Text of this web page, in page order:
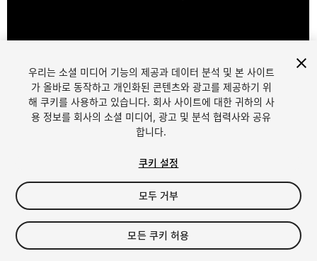
1/14
$24.99
세금/부가세는 결제 시 반영됩니다.
우리는 소셜 미디어 기능의 제공과 데이터 분석 및 본 사이트
가 올바로 동작하고 개인화된 콘텐츠와 광고를 제공하기 위
해 쿠키를 사용하고 있습니다. 회사 사이트에 대한 귀하의 사
용 정보를 회사의 소셜 미디어, 광고 및 분석 협력사와 공유
합니다.
쿠키 설정
모두 거부
모든 쿠키 허용